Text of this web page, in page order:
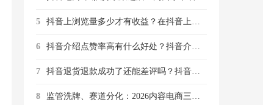
5 抖音上浏览量多少才有收益？在抖音上一个视频获得多少流量才能有
6 抖音介绍点赞率高有什么好处？抖音介绍很多人点赞什么意思
7 抖音退货退款成功了还能差评吗？抖音退款成功但是退了一部分
8 监管洗牌、赛道分化：2026内容电商三大平台的攻守与突围